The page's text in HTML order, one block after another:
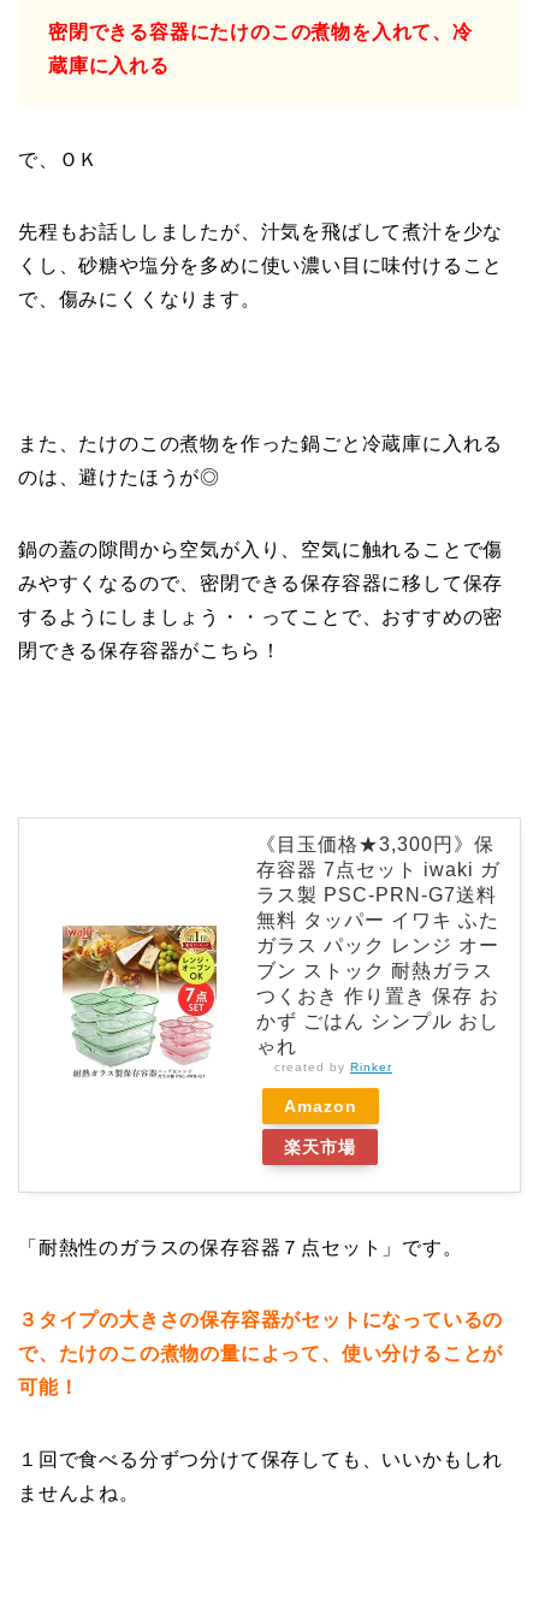
密閉できる容器にたけのこの煮物を入れて、冷
蔵庫に入れる
で、ＯＫ
先程もお話ししましたが、汁気を飛ばして煮汁を少な
くし、砂糖や塩分を多めに使い濃い目に味付けること
で、傷みにくくなります。
また、たけのこの煮物を作った鍋ごと冷蔵庫に入れる
のは、避けたほうが◎
鍋の蓋の隙間から空気が入り、空気に触れることで傷
みやすくなるので、密閉できる保存容器に移して保存
するようにしましょう・・ってことで、おすすめの密
閉できる保存容器がこちら！
《目玉価格★3,300円》保
存容器 7点セット iwaki ガ
ラス製 PSC-PRN-G7送料
無料 タッパー イワキ ふた
ガラス パック レンジ オー
ブン ストック 耐熱ガラス
つくおき 作り置き 保存 お
かず ごはん シンプル おし
ゃれ
created by Rinker
Amazon
楽天市場
「耐熱性のガラスの保存容器７点セット」です。
３タイプの大きさの保存容器がセットになっているの
で、たけのこの煮物の量によって、使い分けることが
可能！
１回で食べる分ずつ分けて保存しても、いいかもしれ
ませんよね。